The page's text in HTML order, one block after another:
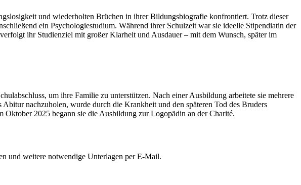
und wiederholten Brüchen in ihrer Bildungsbiografie konfrontiert. Trotz dieser
ein Psychologiestudium. Während ihrer Schulzeit war sie ideelle Stipendiatin der
ihr Studienziel mit großer Klarheit und Ausdauer – mit dem Wunsch, später im
um ihre Familie zu unterstützen. Nach einer Ausbildung arbeitete sie mehrere
nachzuholen, wurde durch die Krankheit und den späteren Tod des Bruders
Oktober 2025 begann sie die Ausbildung zur Logopädin an der Charité.
und weitere notwendige Unterlagen per E-Mail.